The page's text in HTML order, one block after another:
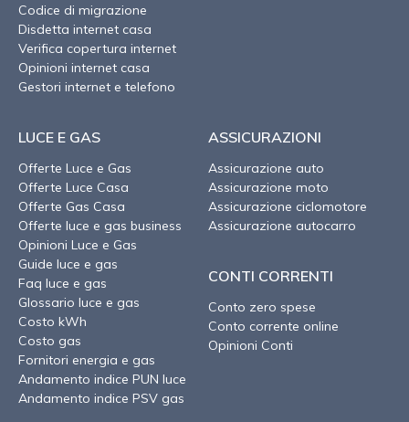
Codice di migrazione
Disdetta internet casa
Verifica copertura internet
Opinioni internet casa
Gestori internet e telefono
LUCE E GAS
Offerte Luce e Gas
Offerte Luce Casa
Offerte Gas Casa
Offerte luce e gas business
Opinioni Luce e Gas
Guide luce e gas
Faq luce e gas
Glossario luce e gas
Costo kWh
Costo gas
Fornitori energia e gas
Andamento indice PUN luce
Andamento indice PSV gas
ASSICURAZIONI
Assicurazione auto
Assicurazione moto
Assicurazione ciclomotore
Assicurazione autocarro
CONTI CORRENTI
Conto zero spese
Conto corrente online
Opinioni Conti